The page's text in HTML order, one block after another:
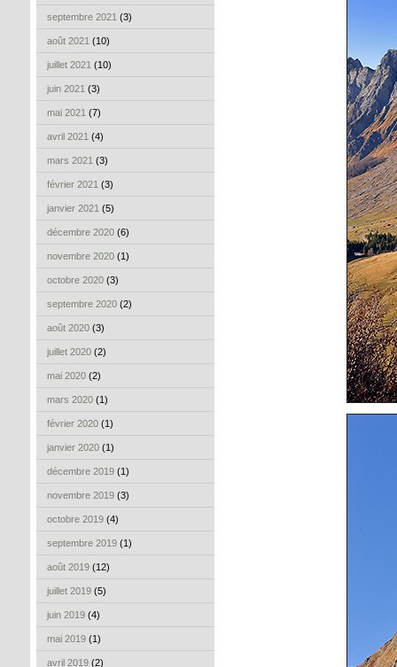
septembre 2021 (3)
août 2021 (10)
juillet 2021 (10)
juin 2021 (3)
mai 2021 (7)
avril 2021 (4)
mars 2021 (3)
février 2021 (3)
janvier 2021 (5)
décembre 2020 (6)
novembre 2020 (1)
octobre 2020 (3)
septembre 2020 (2)
août 2020 (3)
juillet 2020 (2)
mai 2020 (2)
mars 2020 (1)
février 2020 (1)
janvier 2020 (1)
décembre 2019 (1)
novembre 2019 (3)
octobre 2019 (4)
septembre 2019 (1)
août 2019 (12)
juillet 2019 (5)
juin 2019 (4)
mai 2019 (1)
avril 2019 (2)